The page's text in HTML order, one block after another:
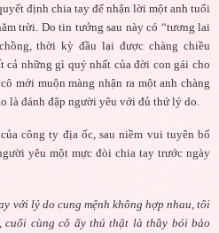
định chia tay để nhận lời một anh tuổi
trời. Do tin tưởng sau này có “tương lai
thời kỳ đầu lại được chàng chiều
cả những gì quý nhất của đời con gái cho
mới muộn màng nhận ra một anh chàng
là đánh đập người yêu với đủ thứ lý do.
công ty địa ốc, sau niềm vui tuyên bố
yêu một mực đòi chia tay trước ngày
với lý do cung mệnh không hợp nhau, tôi
cùng cô ấy thú thật là thầy bói bảo